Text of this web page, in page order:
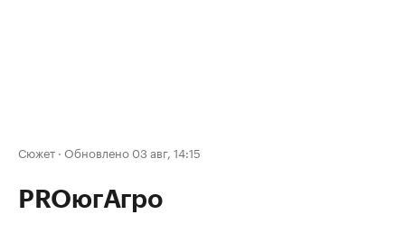
Сюжет · Обновлено 03 авг, 14:15
PROюгАгро